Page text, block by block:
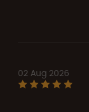
02 Aug 2026